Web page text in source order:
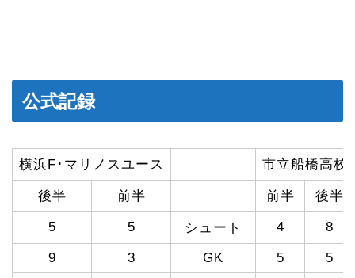
公式記録
横浜F･マリノスユース 市立船橋高校
後半 前半 前半 後半
5 5 シュート 4 8
9 3 GK 5
5